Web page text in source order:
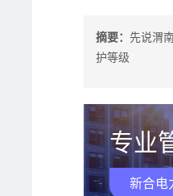
摘要：先说渭
护等级
专业
新合电